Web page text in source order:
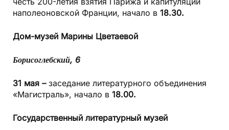
честь 200-летия взятия Парижа и капитуляции
наполеоновской Франции, начало в 18.30.
Дом-музей Марины Цветаевой
Борисоглебский, 6
31 мая – заседание литературного объединения
«Магистраль», начало в 18.00.
Государственный литературный музей